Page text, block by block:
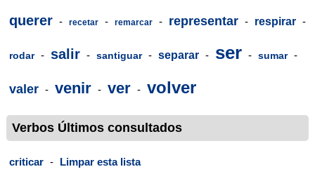
querer - recetar - remarcar - representar - respirar -
rodar - salir - santiguar - separar - ser - sumar -
valer - venir - ver - volver
Verbos Últimos consultados
criticar - Limpar esta lista